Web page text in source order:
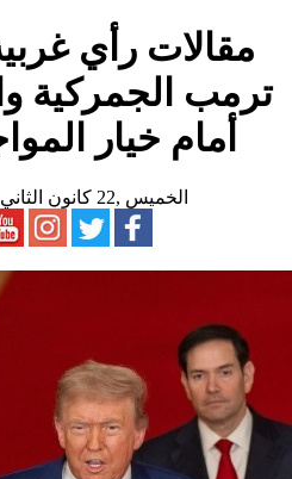
مقالات رأي
ترمب الجمركية
أمام خيار
18:15 2026 الخميس ,22 كانون الثاني / يناير